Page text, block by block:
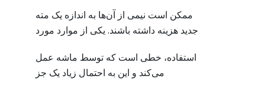
ممکن است نیمی از آن‌ها به اندازه یک مته
جدید هزینه داشته باشند. یکی از موارد مورد
استفاده، خطی است که توسط ماشه عمل
می‌کند و این به احتمال زیاد یک جز